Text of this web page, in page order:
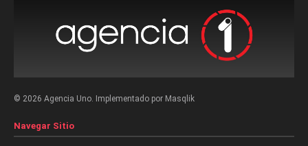
© 2026 Agencia Uno. Implementado por Masqlik
Navegar Sitio